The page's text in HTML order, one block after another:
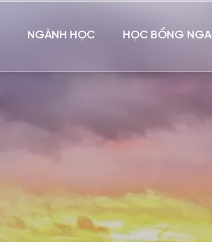
NGÀNH HỌC HỌC BỔNG NGA